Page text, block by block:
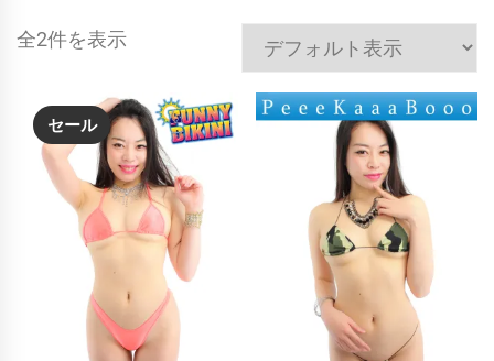
全2件を表示
セール